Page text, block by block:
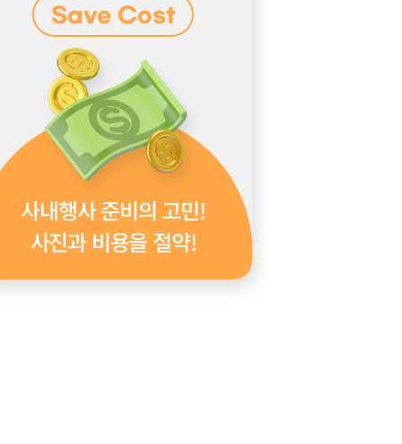
Save Cost
사내행사 준비의 고민!
사진과 비용을 절약!